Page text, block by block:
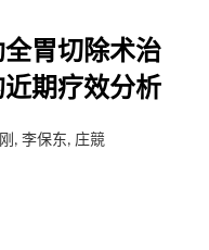
胃切除术治
期疗效分析
, 李保东, 庄競